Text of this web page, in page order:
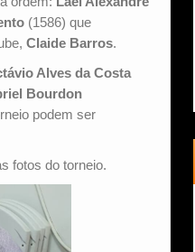
(1586) que
Claide Barros.
Alves da Costa
Bourdon
podem ser
fotos do torneio.